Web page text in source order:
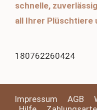
schnelle,
all Ihrer Plüschtiere
180762260424
Impressum AGB